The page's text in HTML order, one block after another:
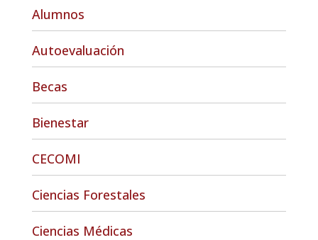
Alumnos
Autoevaluación
Becas
Bienestar
CECOMI
Ciencias Forestales
Ciencias Médicas